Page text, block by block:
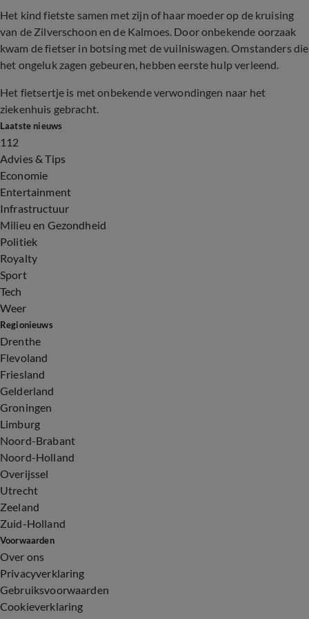
Het kind fietste samen met zijn of haar moeder op de kruising
van de Zilverschoon en de Kalmoes. Door onbekende oorzaak
kwam de fietser in botsing met de vuilniswagen. Omstanders die
het ongeluk zagen gebeuren, hebben eerste hulp verleend.
Het fietsertje is met onbekende verwondingen naar het
ziekenhuis gebracht.
Laatste nieuws
112
Advies & Tips
Economie
Entertainment
Infrastructuur
Milieu en Gezondheid
Politiek
Royalty
Sport
Tech
Weer
Regionieuws
Drenthe
Flevoland
Friesland
Gelderland
Groningen
Limburg
Noord-Brabant
Noord-Holland
Overijssel
Utrecht
Zeeland
Zuid-Holland
Voorwaarden
Over ons
Privacyverklaring
Gebruiksvoorwaarden
Cookieverklaring